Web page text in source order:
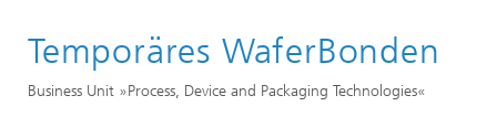
Business Units
Temporäres WaferBonden
Business Unit »Process, Device and Packaging Technologies«